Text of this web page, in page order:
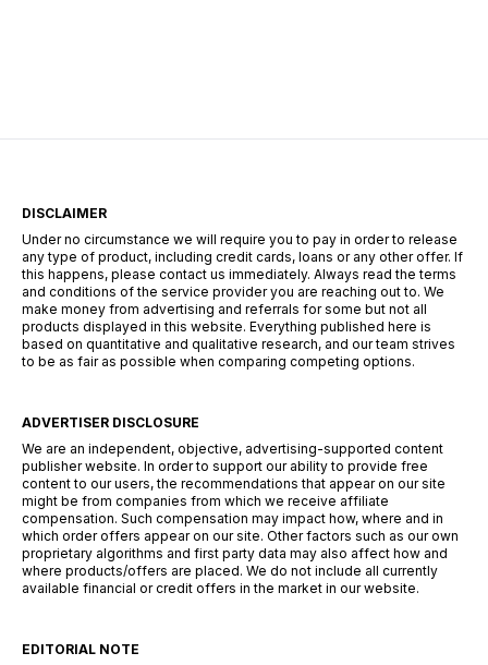
DISCLAIMER
Under no circumstance we will require you to pay in order to release
any type of product, including credit cards, loans or any other offer. If
this happens, please contact us immediately. Always read the terms
and conditions of the service provider you are reaching out to. We
make money from advertising and referrals for some but not all
products displayed in this website. Everything published here is
based on quantitative and qualitative research, and our team strives
to be as fair as possible when comparing competing options.
ADVERTISER DISCLOSURE
We are an independent, objective, advertising-supported content
publisher website. In order to support our ability to provide free
content to our users, the recommendations that appear on our site
might be from companies from which we receive affiliate
compensation. Such compensation may impact how, where and in
which order offers appear on our site. Other factors such as our own
proprietary algorithms and first party data may also affect how and
where products/offers are placed. We do not include all currently
available financial or credit offers in the market in our website.
EDITORIAL NOTE